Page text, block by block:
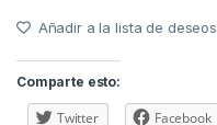
Añadir a la lista de deseos
Comparte esto:
Twitter Facebook